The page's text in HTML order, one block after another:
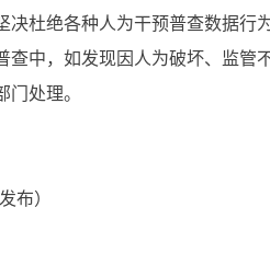
决杜绝各种人为干预普查数据行
查中，如发现因人为破坏、监管
门处理。
布）